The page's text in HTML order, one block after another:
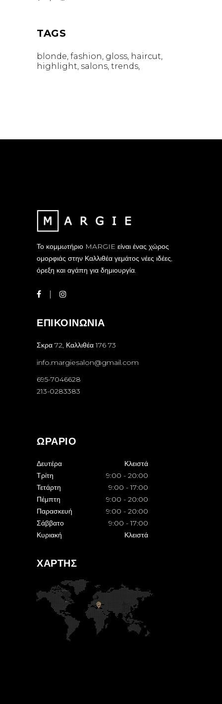
TAGS
blonde fashion gloss haircut
highlight salons trends
Το κομμωτήριο MARGIE είναι ένας χώρος
ομορφιάς στην Καλλιθέα γεμάτος νέες ιδέες,
όρεξη και αγάπη για δημιουργία.
ΕΠΙΚΟΙΝΩΝΙΑ
Σκρα 72, Καλλιθέα 176 73
info.margiesalon@gmail.com
695-7046628
213-0283383
ΩΡΑΡΙΟ
Δευτέρα
Κλειστά
Τρίτη
9:00 - 20:00
Τετάρτη
9:00 - 17:00
Πέμπτη
9:00 - 20:00
Παρασκευή
9:00 - 20:00
Σάββατο
9:00 - 17:00
Κυριακή
Κλειστά
ΧΑΡΤΗΣ